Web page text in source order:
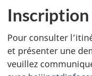
Inscription
Pour consulter
et présenter une
veuillez